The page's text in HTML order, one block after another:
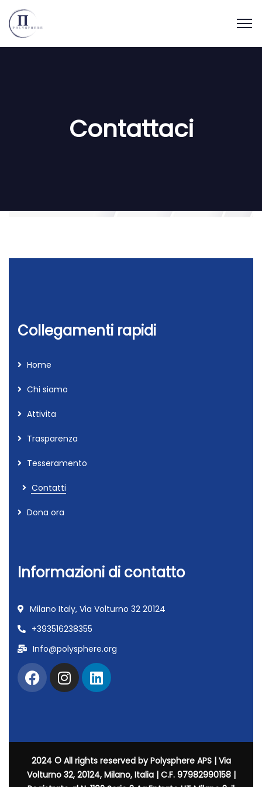
Contattaci
Collegamenti rapidi
Home
Chi siamo
Attivita
Trasparenza
Tesseramento
Contatti
Dona ora
Informazioni di contatto
Milano Italy, Via Volturno 32 20124
+393516238355
Info@polysphere.org
2024 © All rights reserved by Polysphere APS | Via
Volturno 32, 20124, Milano, Italia | C.F. 97982990158 |